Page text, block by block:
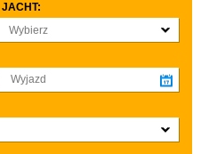
JACHT:
Wybierz